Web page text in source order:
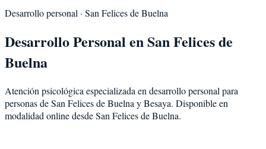
Desarrollo personal · San Felices de Buelna
Desarrollo Personal enSan Felices de
Buelna
Atención psicológica especializada en desarrollo personal para
personas deSan Felices de Buelna yBesaya. Disponible en
modalidad online desde San Felices de Buelna.